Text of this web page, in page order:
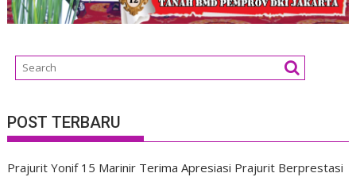
POST TERBARU
Prajurit Yonif 15 Marinir Terima Apresiasi Prajurit Berprestasi